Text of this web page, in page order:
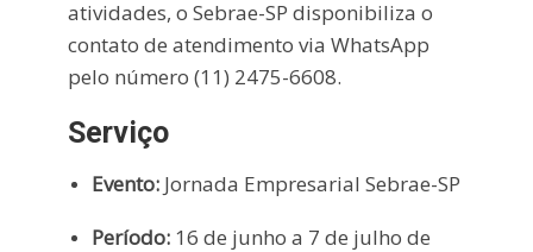
atividades, o Sebrae-SP disponibiliza o
contato de atendimento via WhatsApp
pelo número (11) 2475-6608.
Serviço
Evento:Jornada Empresarial Sebrae-SP
Período:16 de junho a 7 de julho de